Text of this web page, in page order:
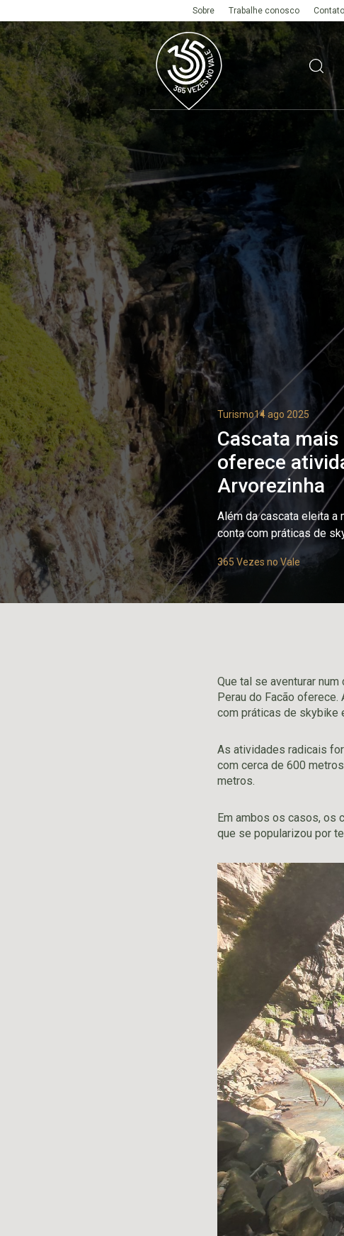
Sobre Trabalhe conosco Contato
Turismo14 ago 2025
Cascata
oferece
Arvorezinha
Além da cascata eleita a
conta com práticas de
365 Vezes no Vale
Que tal se aventurar
Perau do Facão
com práticas de skybike
As atividades radicais
com cerca de 600
metros.
Em ambos os casos, os
que se popularizou por